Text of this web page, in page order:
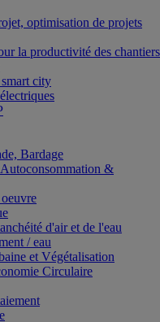
optimisation de projets
la productivité des chantiers
city
Bardage
&
d'air et de l'eau
/ eau
et Végétalisation
Circulaire